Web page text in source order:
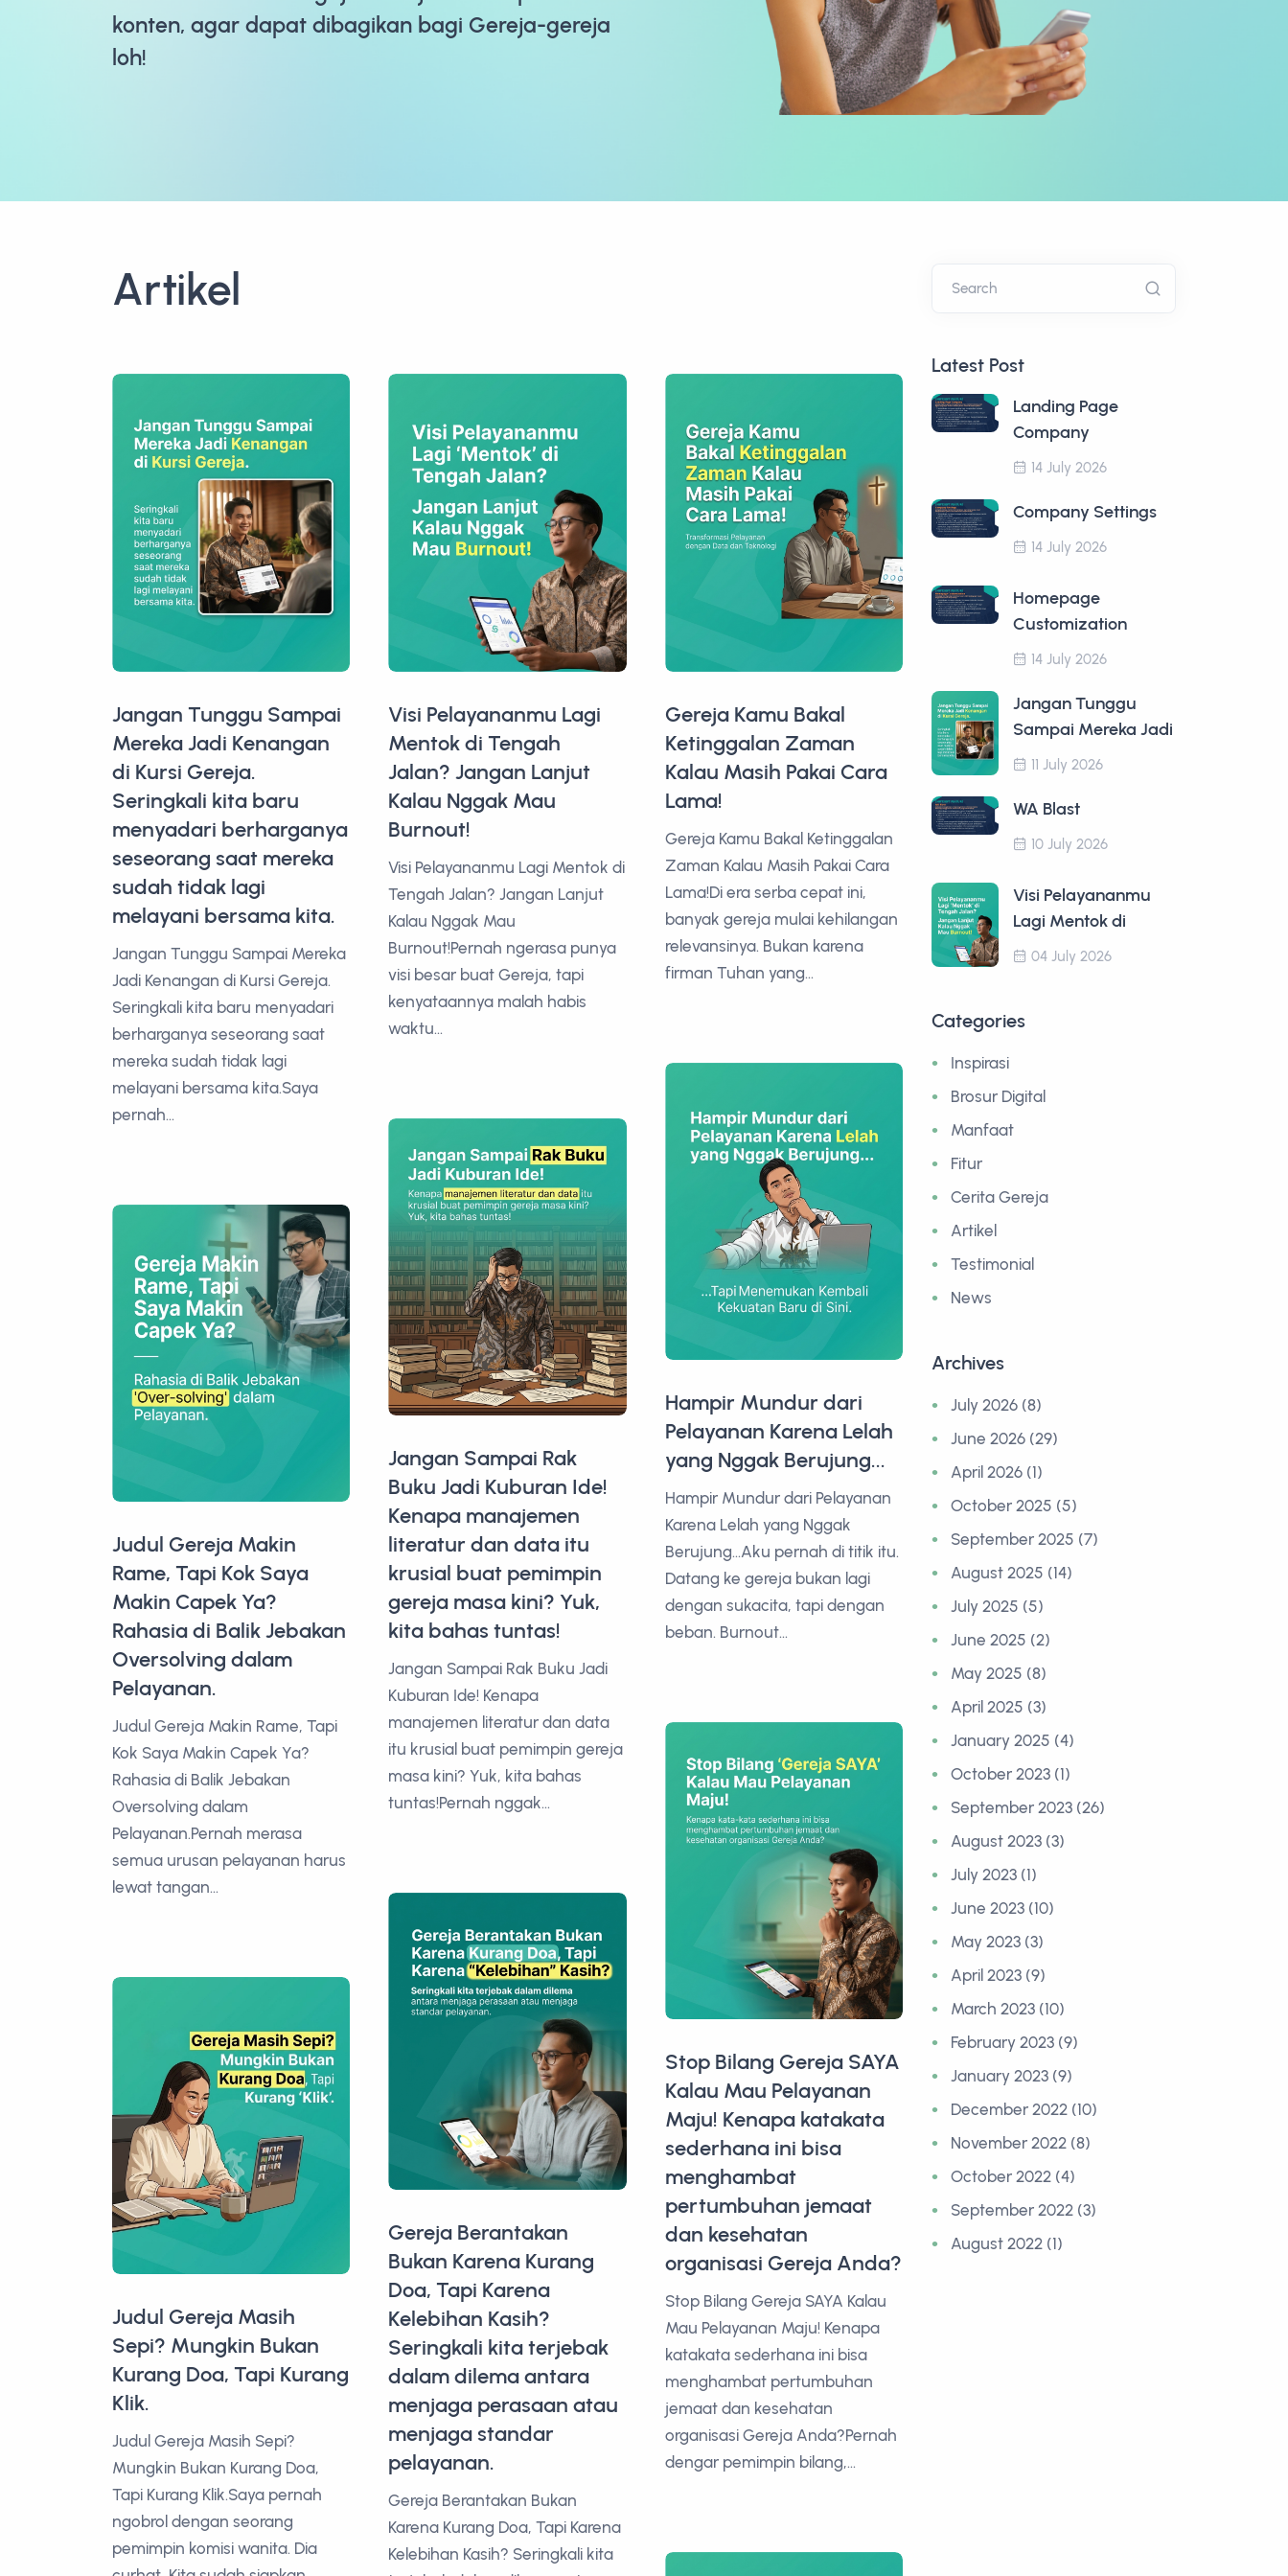
konten, agar dapat dibagikan bagi Gereja-gereja
loh!
Artikel
Jangan Tunggu Sampai
Mereka Jadi Kenangan
di Kursi Gereja.
Seringkali kita baru
menyadari berharganya
seseorang saat mereka
sudah tidak lagi
melayani bersama kita.
Jangan Tunggu Sampai Mereka
Jadi Kenangan di Kursi Gereja.
Seringkali kita baru menyadari
berharganya seseorang saat
mereka sudah tidak lagi
melayani bersama kita.Saya
pernah...
Visi Pelayananmu Lagi
Mentok di Tengah
Jalan? Jangan Lanjut
Kalau Nggak Mau
Burnout!
Visi Pelayananmu Lagi Mentok di
Tengah Jalan? Jangan Lanjut
Kalau Nggak Mau
Burnout!Pernah ngerasa punya
visi besar buat Gereja, tapi
kenyataannya malah habis
waktu...
Gereja Kamu Bakal
Ketinggalan Zaman
Kalau Masih Pakai Cara
Lama!
Gereja Kamu Bakal Ketinggalan
Zaman Kalau Masih Pakai Cara
Lama!Di era serba cepat ini,
banyak gereja mulai kehilangan
relevansinya. Bukan karena
firman Tuhan yang...
Hampir Mundur dari
Pelayanan Karena Lelah
yang Nggak Berujung...
Hampir Mundur dari Pelayanan
Karena Lelah yang Nggak
Berujung...Aku pernah di titik itu.
Datang ke gereja bukan lagi
dengan sukacita, tapi dengan
beban. Burnout...
Jangan Sampai Rak
Buku Jadi Kuburan Ide!
Kenapa manajemen
literatur dan data itu
krusial buat pemimpin
gereja masa kini? Yuk,
kita bahas tuntas!
Jangan Sampai Rak Buku Jadi
Kuburan Ide! Kenapa
manajemen literatur dan data
itu krusial buat pemimpin gereja
masa kini? Yuk, kita bahas
tuntas!Pernah nggak...
Judul Gereja Makin
Rame, Tapi Kok Saya
Makin Capek Ya?
Rahasia di Balik Jebakan
Oversolving dalam
Pelayanan.
Judul Gereja Makin Rame, Tapi
Kok Saya Makin Capek Ya?
Rahasia di Balik Jebakan
Oversolving dalam
Pelayanan.Pernah merasa
semua urusan pelayanan harus
lewat tangan...
Stop Bilang Gereja SAYA
Kalau Mau Pelayanan
Maju! Kenapa katakata
sederhana ini bisa
menghambat
pertumbuhan jemaat
dan kesehatan
organisasi Gereja Anda?
Stop Bilang Gereja SAYA Kalau
Mau Pelayanan Maju! Kenapa
katakata sederhana ini bisa
menghambat pertumbuhan
jemaat dan kesehatan
organisasi Gereja Anda?Pernah
dengar pemimpin bilang,...
Gereja Berantakan
Bukan Karena Kurang
Doa, Tapi Karena
Kelebihan Kasih?
Seringkali kita terjebak
dalam dilema antara
menjaga perasaan atau
menjaga standar
pelayanan.
Gereja Berantakan Bukan
Karena Kurang Doa, Tapi Karena
Kelebihan Kasih? Seringkali kita
Judul Gereja Masih
Sepi? Mungkin Bukan
Kurang Doa, Tapi Kurang
Klik.
Judul Gereja Masih Sepi?
Mungkin Bukan Kurang Doa,
Tapi Kurang Klik.Saya pernah
ngobrol dengan seorang
pemimpin komisi wanita. Dia
Search
Latest Post
Landing Page
Company
14 July 2026
Company Settings
14 July 2026
Homepage
Customization
14 July 2026
Jangan Tunggu
Sampai Mereka Jadi
11 July 2026
WA Blast
10 July 2026
Visi Pelayananmu
Lagi Mentok di
04 July 2026
Categories
Inspirasi
Brosur Digital
Manfaat
Fitur
Cerita Gereja
Artikel
Testimonial
News
Archives
July 2026 (8)
June 2026 (29)
April 2026 (1)
October 2025 (5)
September 2025 (7)
August 2025 (14)
July 2025 (5)
June 2025 (2)
May 2025 (8)
April 2025 (3)
January 2025 (4)
October 2023 (1)
September 2023 (26)
August 2023 (3)
July 2023 (1)
June 2023 (10)
May 2023 (3)
April 2023 (9)
March 2023 (10)
February 2023 (9)
January 2023 (9)
December 2022 (10)
November 2022 (8)
October 2022 (4)
September 2022 (3)
August 2022 (1)